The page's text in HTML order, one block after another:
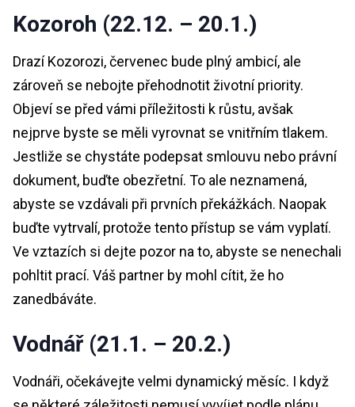
Kozoroh (22.12. – 20.1.)
Drazí Kozorozi, červenec bude plný ambicí, ale
zároveň se nebojte přehodnotit životní priority.
Objeví se před vámi příležitosti k růstu, avšak
nejprve byste se měli vyrovnat se vnitřním tlakem.
Jestliže se chystáte podepsat smlouvu nebo právní
dokument, buďte obezřetní. To ale neznamená,
abyste se vzdávali při prvních překážkách. Naopak
buďte vytrvalí, protože tento přístup se vám vyplatí.
Ve vztazích si dejte pozor na to, abyste se nenechali
pohltit prací. Váš partner by mohl cítit, že ho
zanedbáváte.
Vodnář (21.1. – 20.2.)
Vodnáři, očekávejte velmi dynamický měsíc. I když